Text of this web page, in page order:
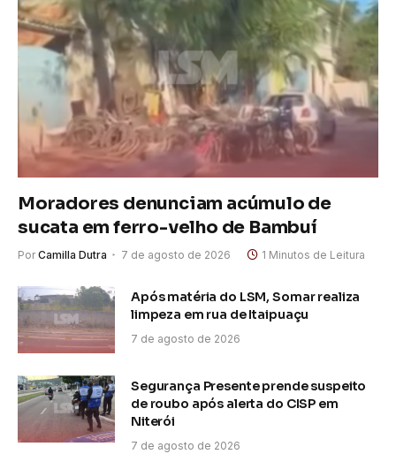
Moradores denunciam acúmulo de
sucata em ferro-velho de Bambuí
Por Camilla Dutra 7 de agosto de 2026 1 Minutos de Leitura
Após matéria do LSM, Somar realiza
limpeza em rua de Itaipuaçu
7 de agosto de 2026
Segurança Presente prende suspeito
de roubo após alerta do CISP em
Niterói
7 de agosto de 2026